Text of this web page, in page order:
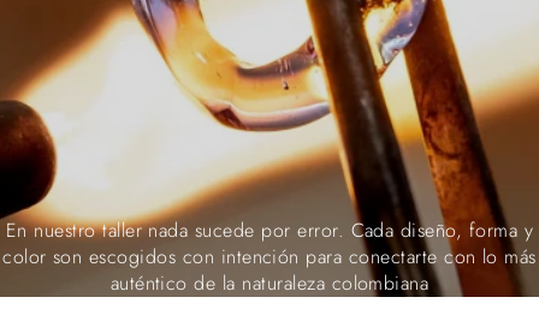
En nuestro taller nada sucede por error. Cada diseño, forma y
color son escogidos con intención para conectarte con lo más
auténtico de la naturaleza colombiana